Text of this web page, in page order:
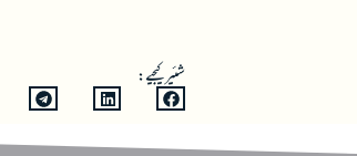
شئیر کیجیے: